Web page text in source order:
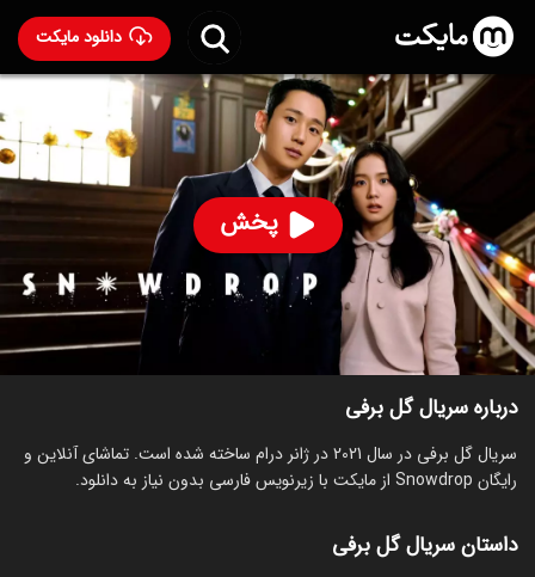
دانلود مایکت
پخش
سریال گل برفی- Snowdrop 2021
96% ۸.۱
ساخت کره جنوبی سال 2021
رده سنی ۱۳+
کره‌ای
سریال درام عاشقانه
توضیحات سریال‌های مشابه
درباره سریال گل برفی
سریال گل برفی در سال 2021 در ژانر درام ساخته شده است. تماشای آنلاین و
رایگان Snowdrop از مایکت با زیرنویس فارسی بدون نیاز به دانلود.
داستان سریال گل برفی